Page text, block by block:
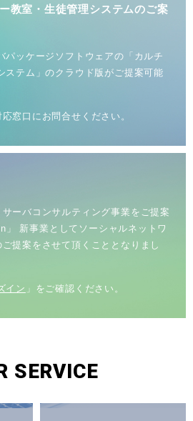
教室・生徒管理システムのご案
パッケージソフトウェアの「カルチ
ステム」のクラウド版がご提案可能
応窓口にお問合せください。
ーバコンサルティング事業をご提案
」 新事業としてソーシャルネットワ
提案をさせて頂くこととなりまし
イン 」をご確認ください。
SERVICE